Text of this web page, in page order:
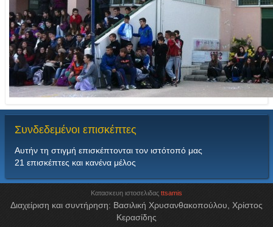
Συνδεδεμένοι επισκέπτες
Αυτήν τη στιγμή επισκέπτονται τον ιστότοπό μας
21 επισκέπτες και κανένα μέλος
Κατασκευη ιστοσελιδας ttsamis
Διαχείριση και συντήρηση: Βασιλική Χρυσανθακοπούλου, Χρίστος
Κερασίδης